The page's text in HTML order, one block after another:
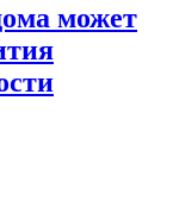
может